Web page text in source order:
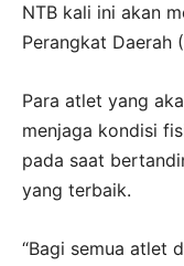
NTB kali ini akan
Perangkat Daerah
Para atlet yang
menjaga kondisi
pada saat
yang terbaik.
“Bagi semua atlet